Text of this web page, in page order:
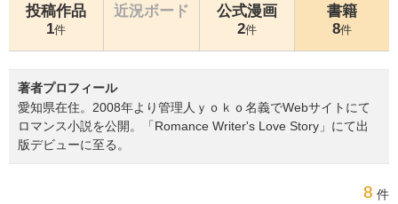
投稿作品
1件
近況ボード
公式漫画
2件
書籍
8件
著者プロフィール
愛知県在住。2008年より管理人ｙｏｋｏ名義でWebサイトにて
ロマンス小説を公開。「Romance Writer's Love Story」にて出
版デビューに至る。
8 件